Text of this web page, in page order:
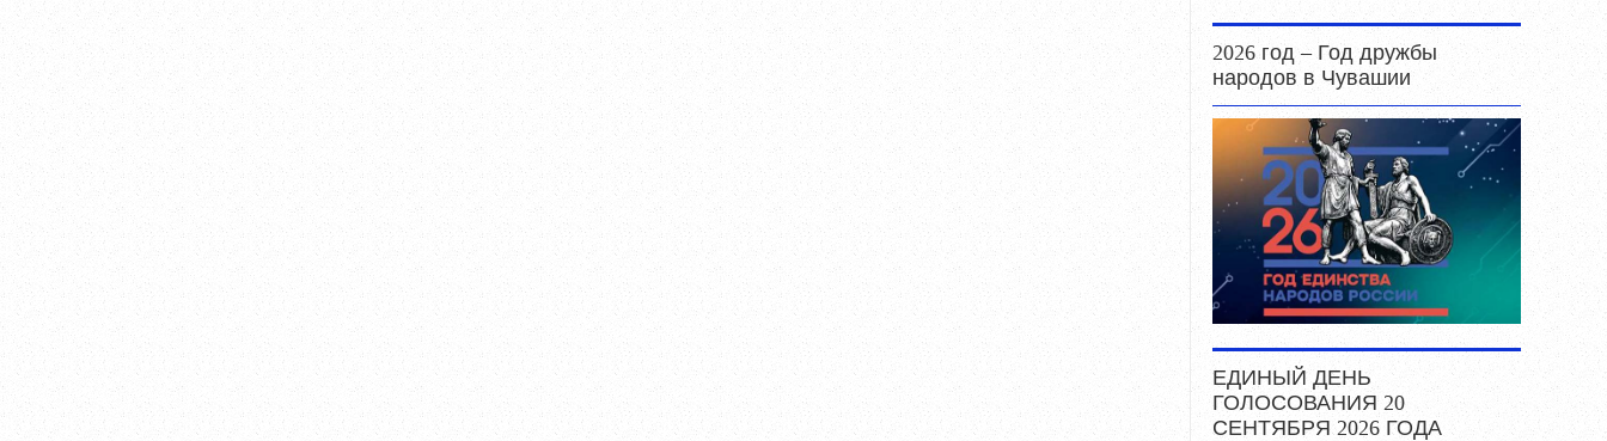
2026 год – Год дружбы
народов в Чувашии
ЕДИНЫЙ ДЕНЬ
ГОЛОСОВАНИЯ 20
СЕНТЯБРЯ 2026 ГОДА